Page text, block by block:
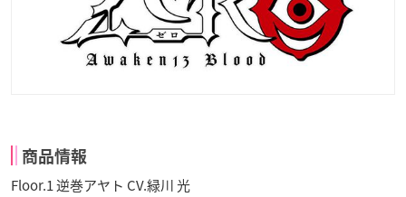
商品情報
Floor.1 逆巻アヤト CV.緑川 光